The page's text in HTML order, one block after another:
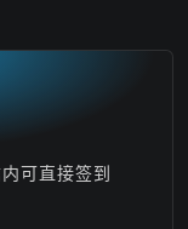
可直接签到